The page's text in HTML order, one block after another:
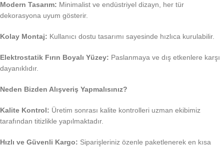
Modern Tasarım: Minimalist ve endüstriyel dizayn, her tür
dekorasyona uyum gösterir.
Kolay Montaj: Kullanıcı dostu tasarımı sayesinde hızlıca kurulabilir.
Elektrostatik Fırın Boyalı Yüzey: Paslanmaya ve dış etkenlere karşı
dayanıklıdır.
Neden Bizden Alışveriş Yapmalısınız?
Kalite Kontrol: Üretim sonrası kalite kontrolleri uzman ekibimiz
tarafından titizlikle yapılmaktadır.
Hızlı ve Güvenli Kargo: Siparişleriniz özenle paketlenerek en kısa